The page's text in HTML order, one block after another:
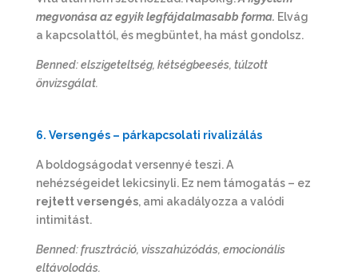
megvonása az egyik legfájdalmasabb forma. Elvág
a kapcsolattól, és megbüntet, ha mást gondolsz.
Benned: elszigeteltség, kétségbeesés, túlzott
önvizsgálat.
6. Versengés – párkapcsolati rivalizálás
A boldogságodat versennyé teszi. A
nehézségeidet lekicsinyli. Ez nem támogatás – ez
rejtett versengés, ami akadályozza a valódi
intimitást.
Benned: frusztráció, visszahúzódás, emocionális
eltávolodás.